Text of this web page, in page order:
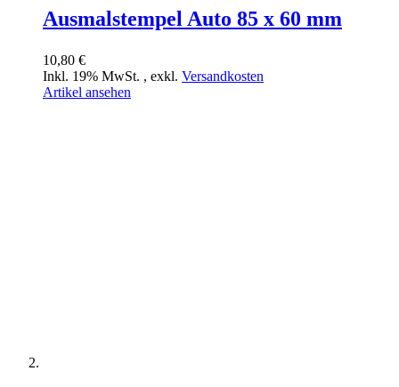
Ausmalstempel Auto 85 x 60 mm
10,80 €
Inkl. 19% MwSt. , exkl. Versandkosten
Artikel ansehen